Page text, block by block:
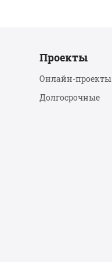
Проекты
Онлайн-проекты
Долгосрочные